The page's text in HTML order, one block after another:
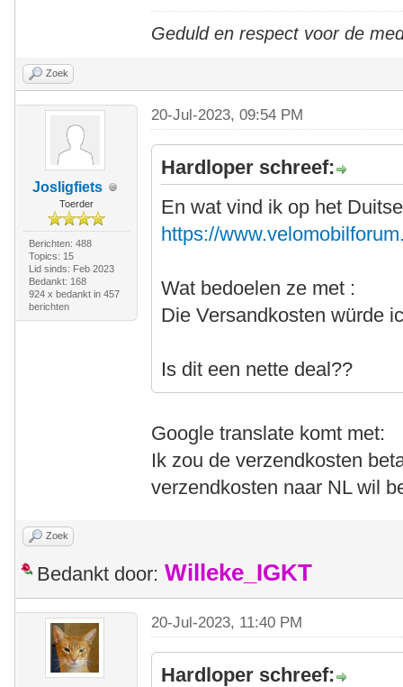
Geduld en respect voor de
Zoek
Josligfiets
Toerder
Berichten: 488
Topics: 15
Lid sinds: Feb 2023
Bedankt: 168
924 x bedankt in 457
berichten
20-Jul-2023, 09:54 PM
Hardloper schreef:
En wat vind ik op het
https://
Wat bedoelen ze met :
Die Versandkosten würde
Is dit een nette deal??
Google translate komt met:
Ik zou de verzendkosten
verzendkosten naar NL wil
Zoek
Bedankt door: Willeke_IGKT
20-Jul-2023, 11:40 PM
Hardloper schreef: